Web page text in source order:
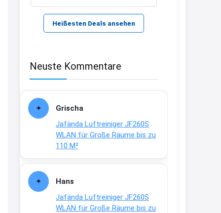
Heißesten Deals ansehen
Neuste Kommentare
Grischa
Jafända Luftreiniger JF260S
WLAN für Große Räume bis zu
110 M²
Hans
Jafända Luftreiniger JF260S
WLAN für Große Räume bis zu
↩
29.07www.haribo.com/de-
↩
Joachim
Ab diesem Jahr gibt es keine
Fielmann-Blinkis mehr / wurde
www.fielmann-
group.com/blinkis...